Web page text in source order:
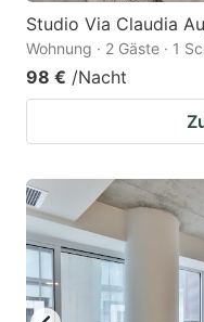
Studio Via Claudia
Wohnung · 2 Gäste · 1
98 € /Nacht